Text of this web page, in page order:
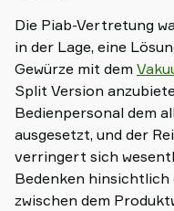
Die Piab-Vertretung
in der Lage, eine
Gewürze mit dem
Split Version
Bedienpersonal dem
ausgesetzt, und der
verringert sich
Bedenken hinsichtlich
zwischen dem